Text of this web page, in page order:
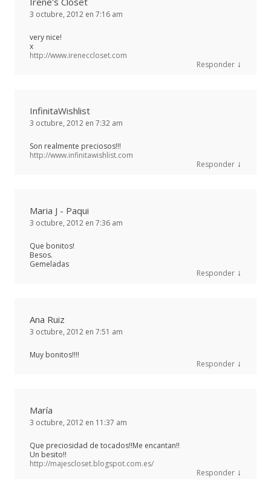
3 octubre, 2012 en 7:16 am
very nice!
x
http://www.ireneccloset.com
Responder ↓
InfinitaWishlist
3 octubre, 2012 en 7:32 am
Son realmente preciosos!!!
http://www.infinitawishlist.com
Responder ↓
Maria J - Paqui
3 octubre, 2012 en 7:36 am
Que bonitos!
Besos.
Gemeladas
Responder ↓
Ana Ruiz
3 octubre, 2012 en 7:51 am
Muy bonitos!!!!
Responder ↓
María
3 octubre, 2012 en 11:37 am
Que preciosidad de tocados!!Me encantan!!
Un besito!!
http://majescloset.blogspot.com.es/
Responder ↓